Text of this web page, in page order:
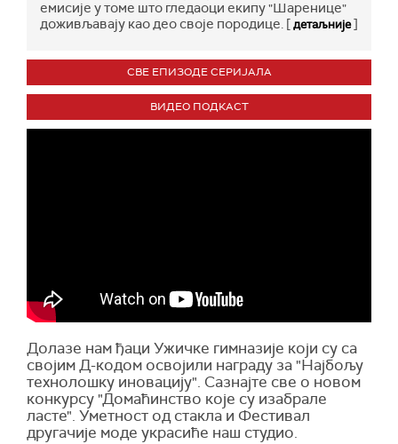
емисије у томе што гледаоци екипу "Шаренице"
доживљавају као део своје породице. [детаљније]
СВЕ ЕПИЗОДЕ СЕРИЈАЛА
ВИДЕО ПОДКАСТ
Долазе нам ђаци Ужичке гимназије који су са
својим Д-кодом освојили награду за "Најбољу
технолошку иновацију". Сазнајте све о новом
конкурсу "Домаћинство које су изабрале
ласте". Уметност од стакла и Фестивал
другачије моде украсиће наш студио.